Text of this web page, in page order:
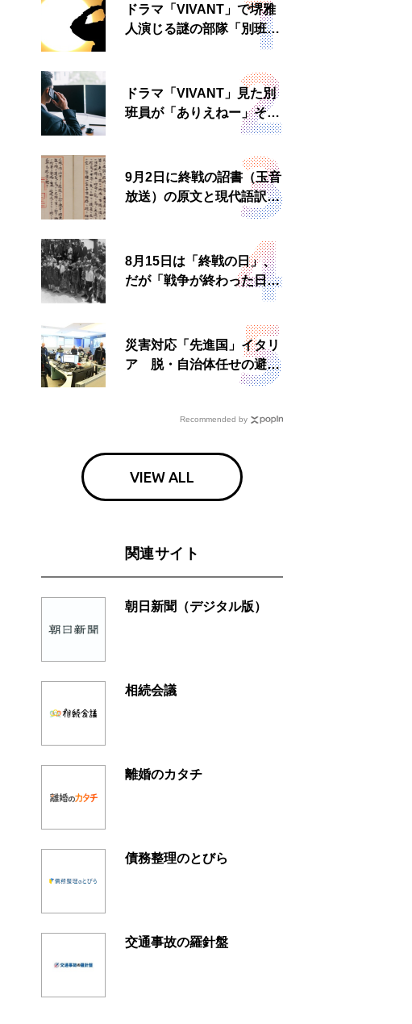
ドラマ「VIVANT」で堺雅
人演じる謎の部隊「別班」
は実在する？内情知る人物
ドラマ「VIVANT」見た別
班員が「ありえねー」その
理由とは 非公然組織ゆえ
9月2日に終戦の詔書（玉音
放送）の原文と現代語訳を
読む もう一つの「終戦の
8月15日は「終戦の日」、
だが「戦争が終わった日」
災害対応「先進国」イタリ
ア 脱・自治体任せの避難
所運営、被災者への温かい
Recommended by
VIEW ALL
関連サイト
朝日新聞（デジタル版）
相続会議
離婚のカタチ
債務整理のとびら
交通事故の羅針盤